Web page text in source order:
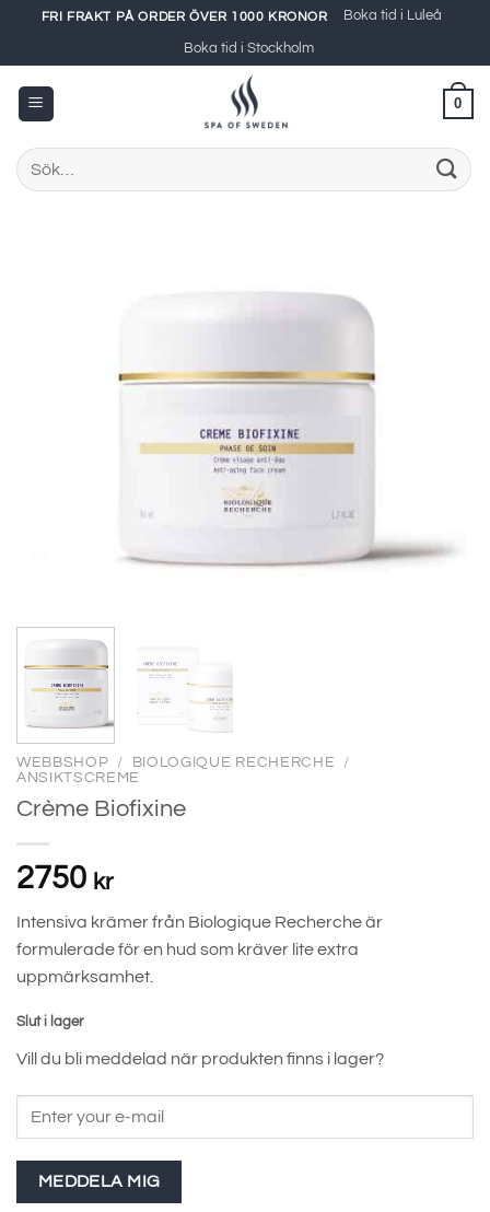
content
FRI FRAKT PÅ ORDER ÖVER 1000 KRONOR Boka tid i Luleå
Boka tid i Stockholm
0
Sök
efter:
WEBBSHOP / BIOLOGIQUE RECHERCHE
/
ANSIKTSCREME
Crème Biofixine
2750 kr
Intensiva krämer från Biologique Recherche är
formulerade för en hud som kräver lite extra
uppmärksamhet.
Slut i lager
Vill du bli meddelad när produkten finns i lager?
MEDDELA MIG